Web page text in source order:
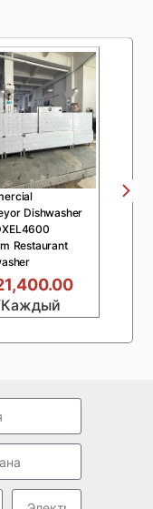
Dishwasher
Restaurant